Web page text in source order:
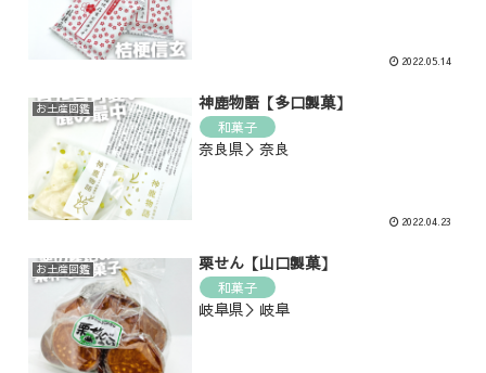
2022.05.14
お土産図鑑 神鹿物語【多口製菓】
和菓子
奈良県＞奈良
2022.04.23
お土産図鑑 栗せん【山口製菓】
和菓子
岐阜県＞岐阜